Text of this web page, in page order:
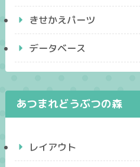
きせかえパーツ
データベース
あつまれどうぶつの森
レイアウト